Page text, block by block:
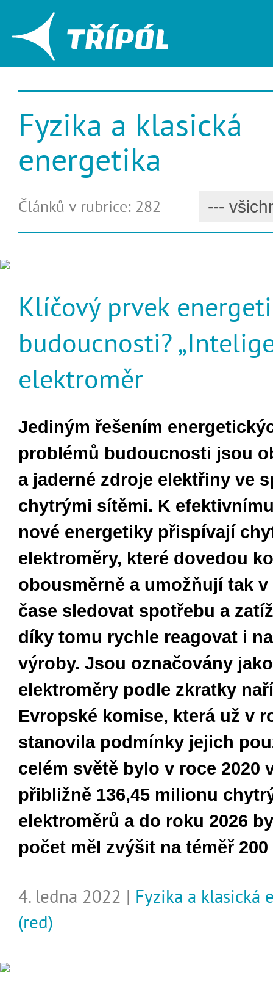
Fyzika a klasická
energetika
Článků v rubrice: 282
Klíčový prvek
budoucnosti?
elektroměr
Jediným řešením
problémů budoucnosti jsou
a jaderné zdroje elektřiny ve
chytrými sítěmi. K
nové energetiky přispívají
elektroměry, které dovedou
obousměrně a umožňují tak v
čase sledovat spotřebu a
díky tomu rychle reagovat i
výroby. Jsou označovány
elektroměry podle zkratky
Evropské komise, která už v
stanovila podmínky jejich
celém světě bylo v roce 2020
přibližně 136,45 milionu
elektroměrů a do roku 2026
počet měl zvýšit na téměř
4. ledna 2022 | Fyzika a klasická
(red)